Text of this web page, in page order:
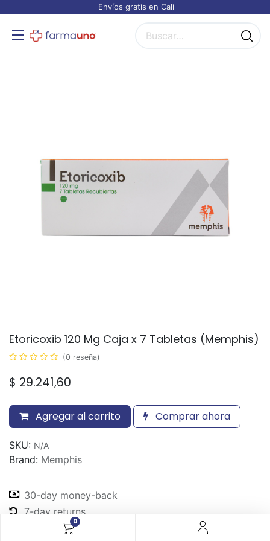
0
Envíos gratis en Cali
Etoricoxib 120 Mg Caja x 7 Tabletas (Memphis)
(0 reseña)
$ 29.241,60
Agregar al carrito Comprar ahora
SKU: N/A
Brand: Memphis
30-day money-back
7-day returns
Shipping: 2-3 Days